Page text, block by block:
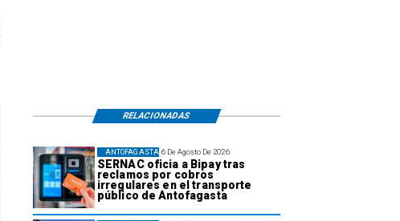
6 De Agosto De 2026
SERNAC oficia a Bipay tras
reclamos por cobros
irregulares en el transporte
público de Antofagasta
ANTOFAGASTA
RELACIONADAS